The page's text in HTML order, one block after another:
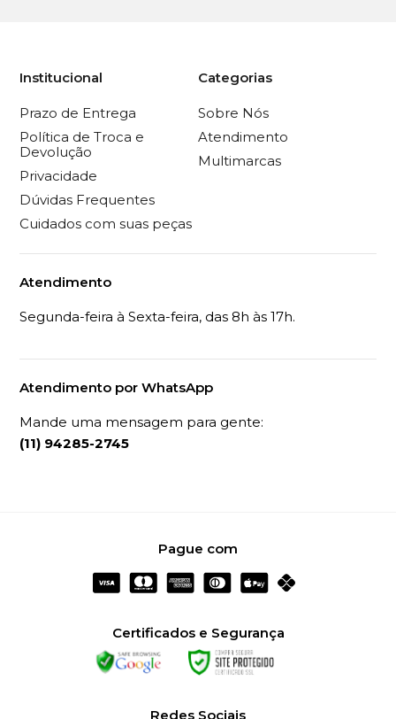
Institucional
Prazo de Entrega
Política de Troca e
Devolução
Privacidade
Dúvidas Frequentes
Cuidados com suas peças
Categorias
Sobre Nós
Atendimento
Multimarcas
Atendimento
Segunda-feira à Sexta-feira, das 8h às 17h.
Atendimento por WhatsApp
Mande uma mensagem para gente:
(11) 94285-2745
Pague com
Certificados e Segurança
Redes Sociais